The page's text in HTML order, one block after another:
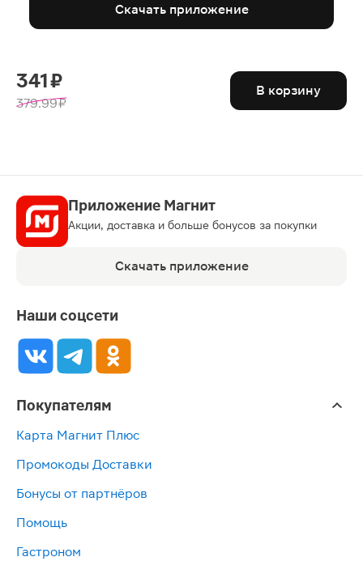
Скачать приложение
341 ₽
379.99 ₽
В корзину
Приложение Магнит
Акции, доставка и больше бонусов за покупки
Скачать приложение
Наши соцсети
Покупателям
Карта Магнит Плюс
Промокоды Доставки
Бонусы от партнёров
Помощь
Гастроном